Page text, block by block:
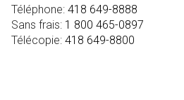
Téléphone: 418 649-8888
Sans frais: 1 800 465-0897
Télécopie: 418 649-8800